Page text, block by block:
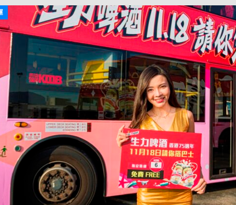
LONGWIN 九巴及龍運
[ 2026-07-26 ] 【新車速報】第一部 410PS 規格宇通旅遊巴士 – 榮利「樂園快線」仕様
新車速報
[ 2026-07-23 ] 【電車】究竟幾幅插畫係為乜過唔到審批？
公益活動
[ 2026-07-22 ] 【輕鐵】痴卡哇列車2026年暑假陪大家搭「輕鐵發現號」旅遊專綫
MTR 港鐵
[ 2026-07-07 ]
VOLVO 全新電動巴士 BERL 樣板車抵港
電動巴士
[ 2026-07-05 ] 美國國慶250，貼部電車慶祝，準備禮物叫人任影
電車
[ 2026-06-24 ] 校巴終於第一滴血了
巴壇隨手寫
[ 2026-06-23 ]
【纜車】昂坪360正式開展20周年慶典 玩轉「日與夜」好時光
鐵
[ 2026-06-22 ] Adidas FIFA 世界盃 The Yard 巴士巡遊 CITYBUS 城巴